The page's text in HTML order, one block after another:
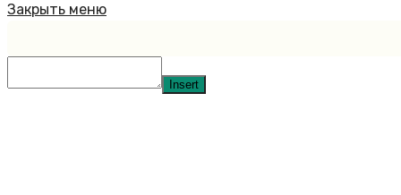
Закрыть меню
Insert